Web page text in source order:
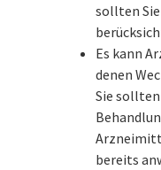
sollten
Es kann
denen
Sie
bereits